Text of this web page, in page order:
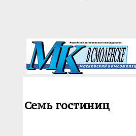
Семь гостиниц